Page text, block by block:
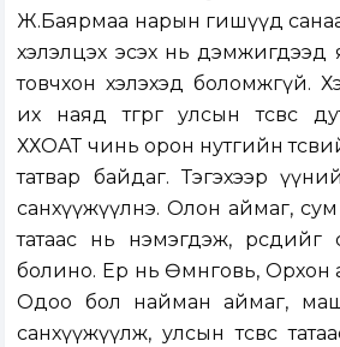
Ж.Баярмаа нарын гишүүд
хэлэлцэх эсэх нь дэмжигдээд
товчхон хэлэхэд боломжгүй.
их наяд төгрөг улсын төсвөөс
ХХОАТ чинь орон нутгийн
татвар байдаг. Тэгэхээр
санхүүжүүлнэ. Олон аймаг, сум
татаас нь нэмэгдэж,
болино. Ер нь Өмнөговь, Орхон
Одоо бол найман аймаг, маш
санхүүжүүлж, улсын төсвөөс